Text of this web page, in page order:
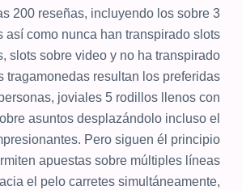
200 reseñas, incluyendo los sobre 3
así­ como nunca han transpirado slots
slots sobre video y no ha transpirado
tragamonedas resultan los preferidas
joviales 5 rodillos llenos con
asuntos desplazándolo incluso el
Pero siguen él principio
apuestas sobre múltiples líneas
el pelo carretes simultáneamente,